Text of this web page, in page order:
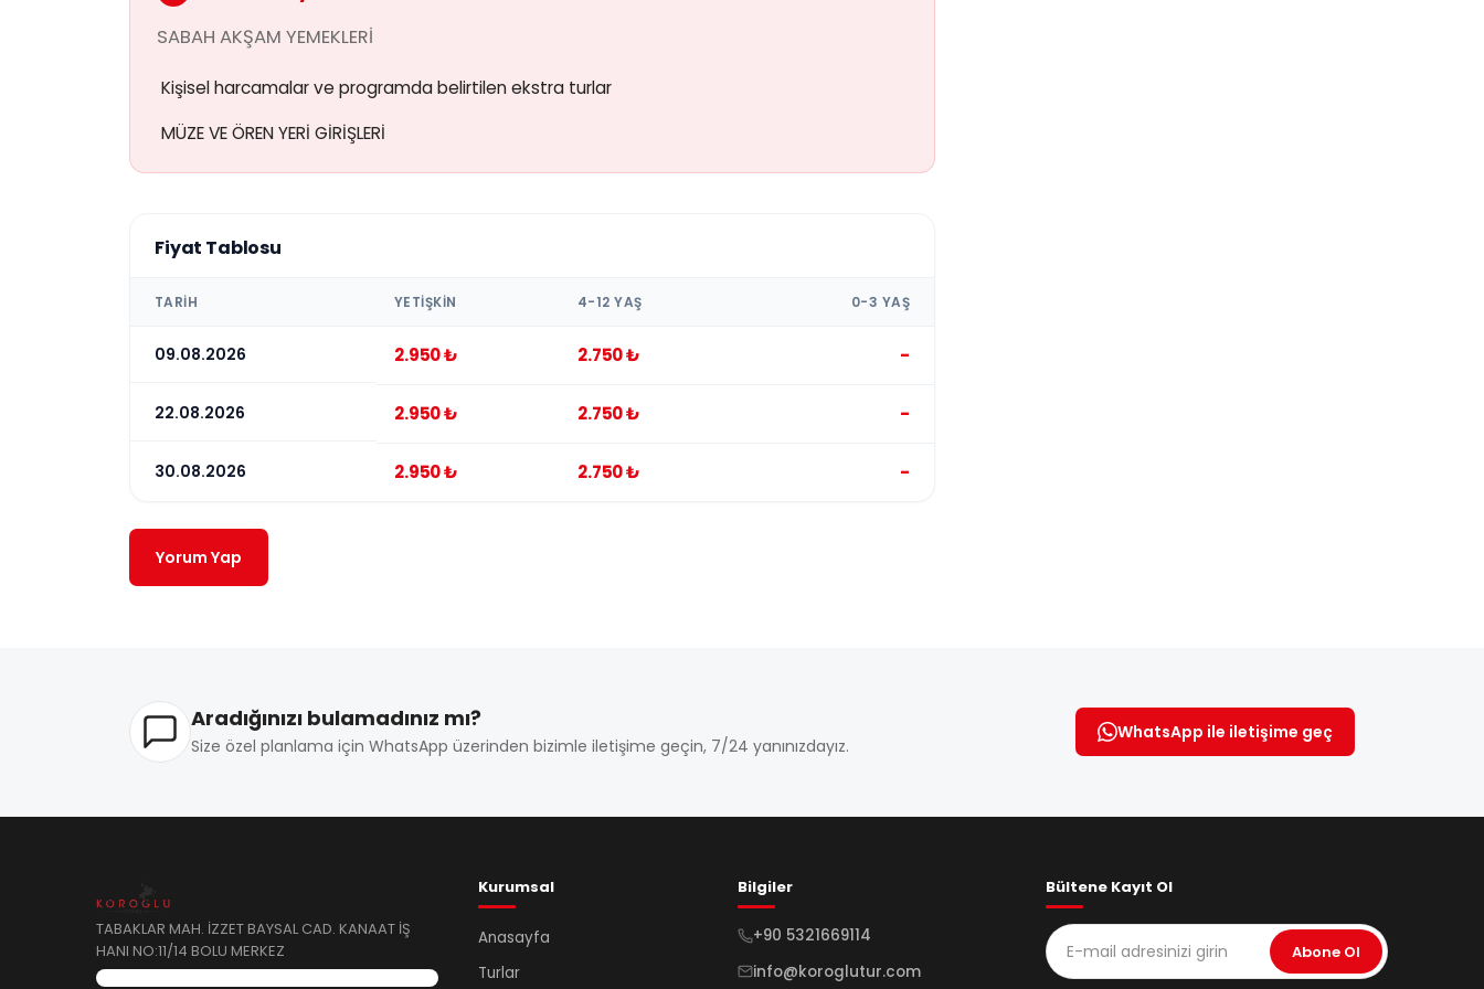
SABAH AKŞAM YEMEKLERİ
Kişisel harcamalar ve programda belirtilen ekstra turlar
MÜZE VE ÖREN YERİ GİRİŞLERİ
Fiyat Tablosu
TARIH YETIŞKIN 4-12 YAŞ 0-3 YAŞ
09.08.2026 2.950 ₺ 2.750 ₺ -
22.08.2026 2.950 ₺ 2.750 ₺ -
30.08.2026 2.950 ₺ 2.750 ₺ -
Yorum Yap
Aradığınızı bulamadınız mı?
Size özel planlama için WhatsApp üzerinden bizimle iletişime geçin, 7/24 yanınızdayız.
WhatsApp ile iletişime geç
TABAKLAR MAH. İZZET BAYSAL CAD. KANAAT İŞ
HANI NO:11/14 BOLU MERKEZ
Kurumsal
Anasayfa
Turlar
Bilgiler
+90 5321669114
info@koroglutur.com
Bültene Kayıt Ol
Abone Ol